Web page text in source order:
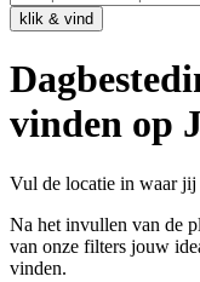
vinden op
Vul de locatie in waar jij
Na het invullen van de
van onze filters jouw
vinden.